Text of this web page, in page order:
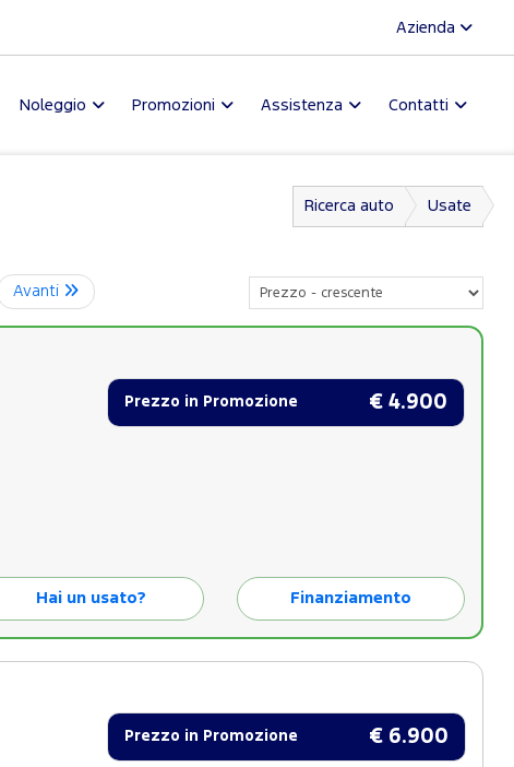
Azienda
Noleggio Promozioni Assistenza Contatti
Ricerca auto Usate
Avanti
Prezzo in Promozione € 4.900
Hai un usato? Finanziamento
Prezzo in Promozione € 6.900